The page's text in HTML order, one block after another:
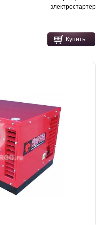
электростартер
Купить